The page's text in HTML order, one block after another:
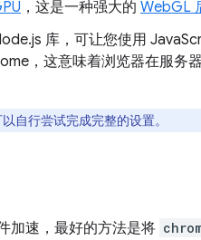
，这是一种强大的 WebGL
库，可让您使用
，这意味着浏览器在服务
以自行尝试完成完整的设置。
加速，最好的方法是将